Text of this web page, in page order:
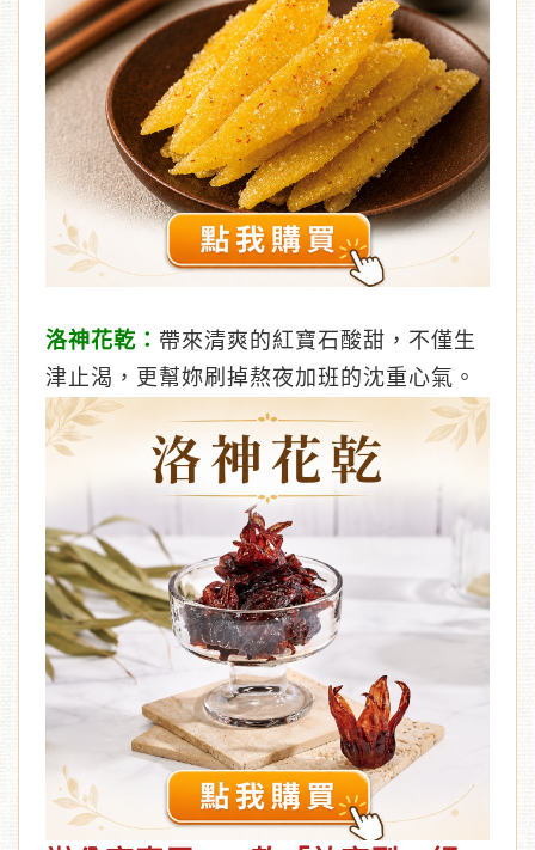
洛神花乾： 帶來清爽的紅寶石酸甜，不僅生
津止渴，更幫妳刷掉熬夜加班的沈重心氣。